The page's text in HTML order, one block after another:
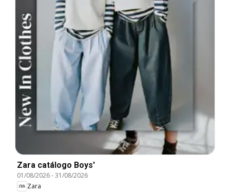
Zara catálogo Boys'
01/08/2026-31/08/2026
Zara